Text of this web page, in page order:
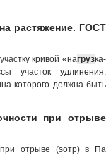
растяжение. ГОСТ
кривой «нагрузка-
участок удлинения,
которого должна быть
при отрыве
при отрыве (sотр) в Па